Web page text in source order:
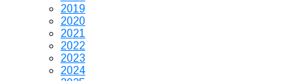
2019
2020
2021
2022
2023
2024